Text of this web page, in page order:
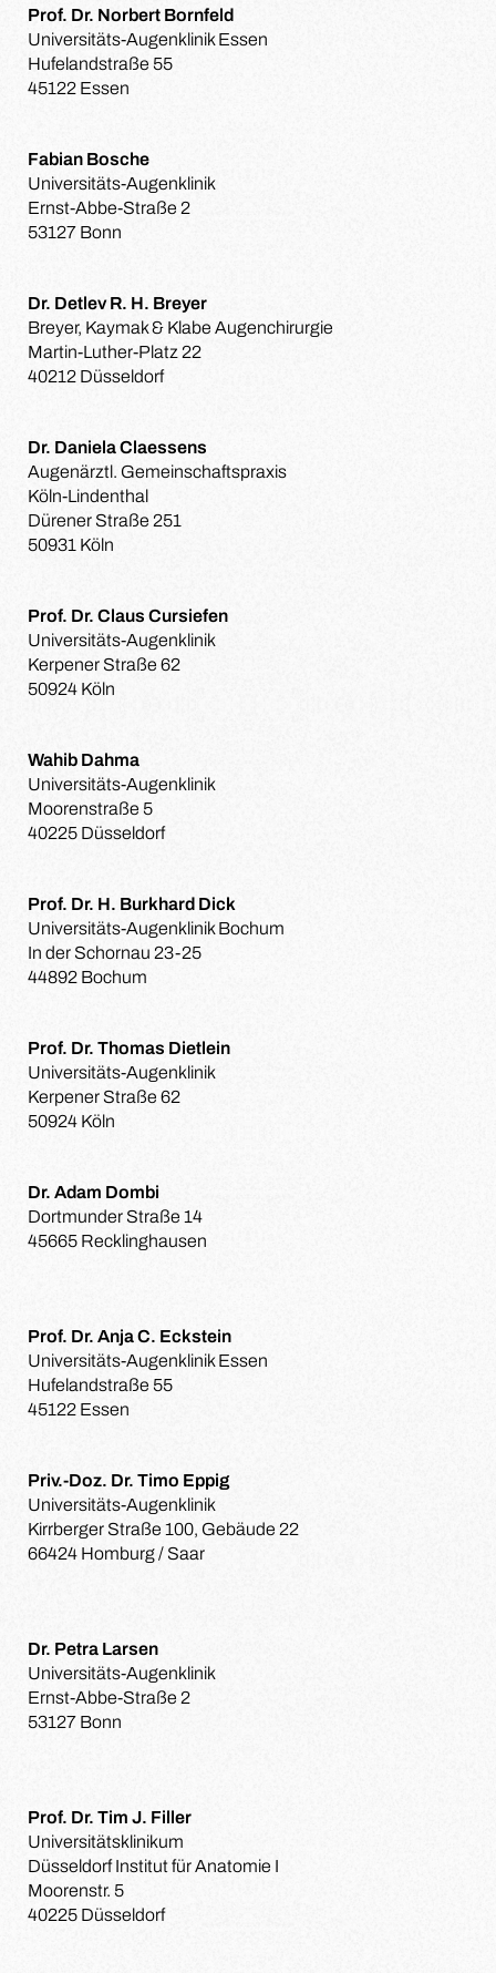
Prof. Dr. Norbert Bornfeld
Universitäts-Augenklinik Essen
Hufelandstraße 55
45122 Essen
Fabian Bosche
Universitäts-Augenklinik
Ernst-Abbe-Straße 2
53127 Bonn
Dr. Detlev R. H. Breyer
Breyer, Kaymak & Klabe Augenchirurgie
Martin-Luther-Platz 22
40212 Düsseldorf
Dr. Daniela Claessens
Augenärztl. Gemeinschaftspraxis
Köln-Lindenthal
Dürener Straße 251
50931 Köln
Prof. Dr. Claus Cursiefen
Universitäts-Augenklinik
Kerpener Straße 62
50924 Köln
Wahib Dahma
Universitäts-Augenklinik
Moorenstraße 5
40225 Düsseldorf
Prof. Dr. H. Burkhard Dick
Universitäts-Augenklinik Bochum
In der Schornau 23-25
44892 Bochum
Prof. Dr. Thomas Dietlein
Universitäts-Augenklinik
Kerpener Straße 62
50924 Köln
Dr. Adam Dombi
Dortmunder Straße 14
45665 Recklinghausen
Prof. Dr. Anja C. Eckstein
Universitäts-Augenklinik Essen
Hufelandstraße 55
45122 Essen
Priv.-Doz. Dr. Timo Eppig
Universitäts-Augenklinik
Kirrberger Straße 100, Gebäude 22
66424 Homburg / Saar
Dr. Petra Larsen
Universitäts-Augenklinik
Ernst-Abbe-Straße 2
53127 Bonn
Prof. Dr. Tim J. Filler
Universitätsklinikum
Düsseldorf Institut für Anatomie I
Moorenstr. 5
40225 Düsseldorf